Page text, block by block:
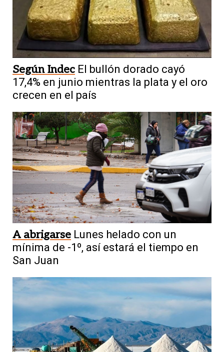
Según Indec El bullón dorado cayó
17,4% en junio mientras la plata y el oro
crecen en el país
A abrigarse Lunes helado con un
mínima de -1º, así estará el tiempo en
San Juan